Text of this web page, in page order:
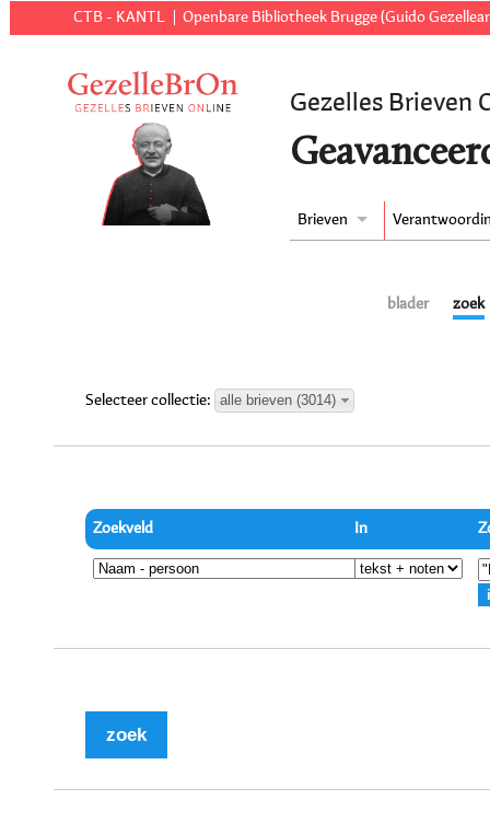
CTB - KANTL Openbare Bibliotheek Brugge (Guido
Gezelles Brieven
Brieven
blader zoek
Selecteer collectie: alle brieven (3014)
Zoekveld In